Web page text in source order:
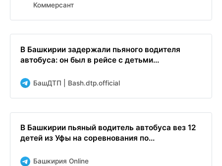
Коммерсант
В Башкирии задержали пьяного водителя
автобуса: он был в рейсе с детьми...
БашДТП | Bash.dtp.official
В Башкирии пьяный водитель автобуса вез 12
детей из Уфы на соревнования по...
Башкирия Online